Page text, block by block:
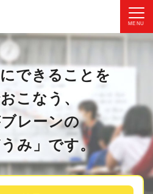
MENU
できることを
こなう、
レーンの
み」です。